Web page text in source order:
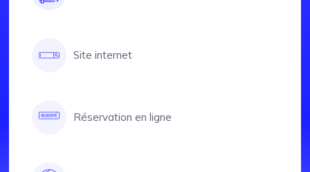
Site internet
Réservation en ligne